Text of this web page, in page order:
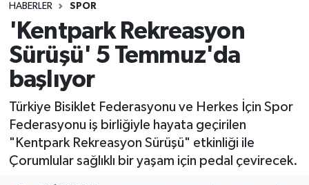
HABERLER SPOR
'Kentpark Rekreasyon
Sürüşü' 5 Temmuz'da
başlıyor
Türkiye Bisiklet Federasyonu ve Herkes İçin Spor
Federasyonu iş birliğiyle hayata geçirilen
"Kentpark Rekreasyon Sürüşü" etkinliği ile
Çorumlular sağlıklı bir yaşam için pedal çevirecek.
SAĞLIK
ASAYİŞ
EKONOMİ
GÜNCEL
Çorum Namaz Vakitleri
Trafik Durumu
Süper Lig Puan Durumu ve Fikstür
Tüm Manşetler
Son Dakika Haberleri